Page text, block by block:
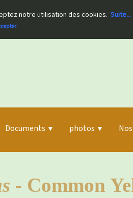
notre utilisation des cookies. Suite...
Documents ▼ photos ▼
- Common